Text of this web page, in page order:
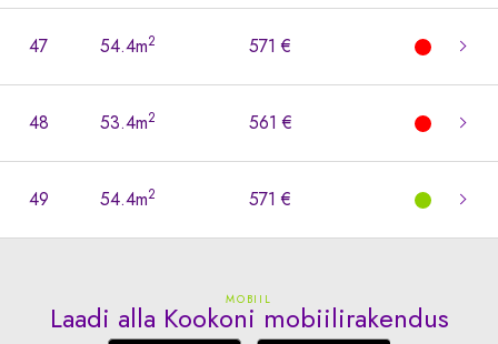
47 54.4m2 571 €
48 53.4m2 561 €
49 54.4m2 571 €
MOBIIL
Laadi alla Kookoni mobiilirakendus